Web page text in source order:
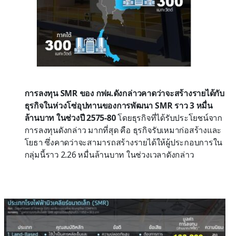
การลงทุนSMR ของ กฟผ.ดังกล่าวคาดว่าจะสร้างรายได้กับ
ธุรกิจในห่วงโซ่อุปทานของการพัฒนา SMR ราว 3 หมื่น
ล้านบาท ในช่วงปี 2575-80โดยธุรกิจที่ได้รับประโยชน์จาก
การลงทุนดังกล่าว มากที่สุด คือ ธุรกิจรับเหมาก่อสร้างและ
โยธา ซึ่งคาดว่าจะสามารถสร้างรายได้ให้ผู้ประกอบการใน
กลุ่มนี้ราว 2.26 หมื่นล้านบาท ในช่วงเวลาดังกล่าว